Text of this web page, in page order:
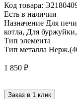
Код товара:
Есть в наличии
Назначение Для
котла, Для
Тип элемента
Тип металла
1 850 ₽
Заказ в 1 клик